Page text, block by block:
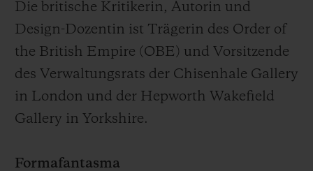
Die britische Kritikerin, Autorin und
Design-Dozentin ist Trägerin des Order of
the British Empire (OBE) und Vorsitzende
des Verwaltungsrats der Chisenhale Gallery
in London und der Hepworth Wakefield
Gallery in Yorkshire.
Formafantasma